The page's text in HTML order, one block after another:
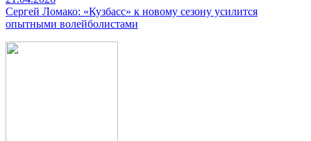
Сергей Ломако: «Кузбасс» к новому сезону усилится
опытными волейболистами